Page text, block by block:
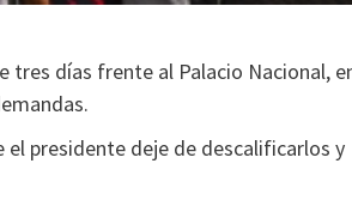
tres días frente al Palacio Nacional,
el presidente deje de descalificarlos y